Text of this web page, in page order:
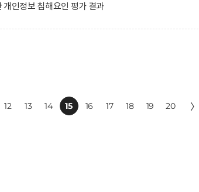
개인정보 침해요인 평가 결과
12 13 14 15 16 17 18 19 20 〉